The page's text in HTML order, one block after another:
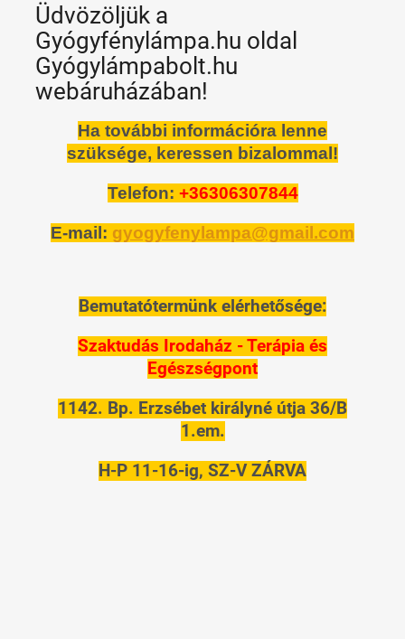
Üdvözöljük a
Gyógyfénylámpa.hu oldal
Gyógylámpabolt.hu
webáruházában!
Ha további információra lenne
szüksége, keressen bizalommal!
Telefon: +36306307844
E-mail: gyogyfenylampa@gmail.com
Bemutatótermünk elérhetősége:
Szaktudás Irodaház - Terápia és
Egészségpont
1142. Bp. Erzsébet királyné útja 36/B
1.em.
H-P 11-16-ig, SZ-V ZÁRVA